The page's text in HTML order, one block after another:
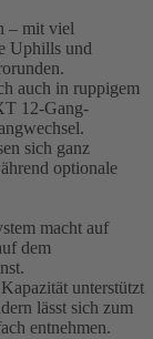
– mit viel
Uphills und
auch in ruppigem
12-Gang-
sich ganz
optionale
macht auf
dem
unterstützt
lässt sich zum
entnehmen.